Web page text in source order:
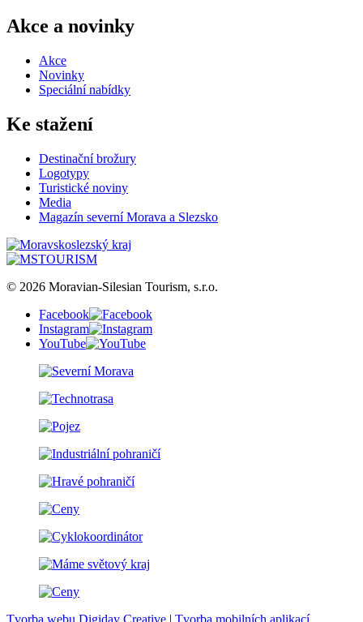
Akce a novinky
Akce
Novinky
Speciální nabídky
Ke stažení
Destinační brožury
Logotypy
Turistické noviny
Media
Magazín severní Morava a Slezsko
© 2026 Moravian-Silesian Tourism, s.r.o.
Facebook
Instagram
YouTube
Tvorba webu Digiday Creative | Tvorba mobilních aplikací